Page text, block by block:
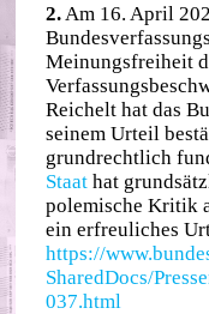
2.Am 16. April
Meinungsfreiheit
Reichelt hat das
seinem Urteil
grundrechtlich
Staat hat
polemische Kritik
ein erfreuliches
https://
SharedDocs/
037.html